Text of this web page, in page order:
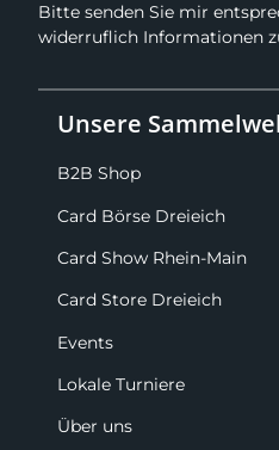
Bitte senden Sie mir
widerruflich Informationen
Unsere
B2B Shop
Card Börse Dreieich
Card Show Rhein-Main
Card Store Dreieich
Events
Lokale Turniere
Über uns